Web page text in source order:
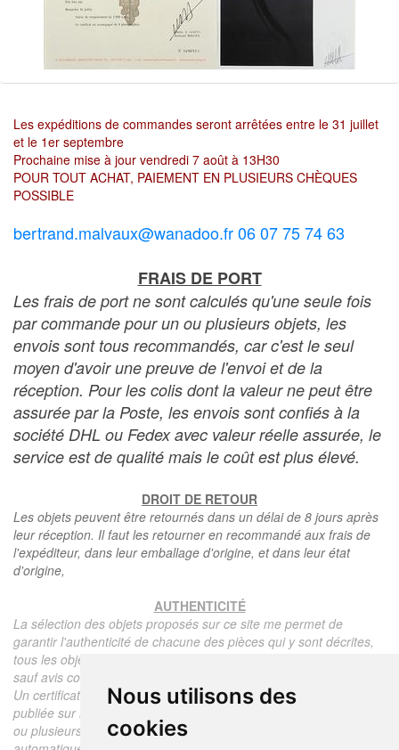
Nous utilisons des
cookies
Les expéditions de commandes seront arrêtées entre le 31 juillet
et le 1er septembre
Prochaine mise à jour vendredi 7 août à 13H30
POUR TOUT ACHAT, PAIEMENT EN PLUSIEURS CHÈQUES
POSSIBLE
bertrand.malvaux@wanadoo.fr 06 07 75 74 63
FRAIS DE PORT
Les frais de port ne sont calculés qu'une seule fois
par commande pour un ou plusieurs objets, les
envois sont tous recommandés, car c'est le seul
moyen d'avoir une preuve de l'envoi et de la
réception. Pour les colis dont la valeur ne peut être
assurée par la Poste, les envois sont confiés à la
société DHL ou Fedex avec valeur réelle assurée, le
service est de qualité mais le coût est plus élevé.
DROIT DE RETOUR
Les objets peuvent être retournés dans un délai de 8 jours après
leur réception. Il faut les retourner en recommandé aux frais de
l'expéditeur, dans leur emballage d'origine, et dans leur état
d'origine,
AUTHENTICITÉ
La sélection des objets proposés sur ce site me permet de
garantir l'authenticité de chacune des pièces qui y sont décrites,
tous les objets proposés sont garantis d'époque et authentiques,
sauf avis contraire ou restriction dans la description.
Un certificat d'authenticité de l'objet reprenant la description
publiée sur le site, l'époque, le prix de vente, accompagné d'une
ou plusieurs photographies en couleurs est communiqué